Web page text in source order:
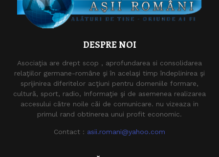
DESPRE NOI
Asociaţia are drept scop , aprofundarea si consolidarea
relaţiilor germane-române şi în acelaşi timp îndeplinirea şi
sprijinirea diferitelor acţiuni pentru domeniile formare,
cultură, sport, radio, Informaţie şi de asemenea realizarea
accesului către noile căi de comunicare. nu vizeaza in
primul rand obtinerea unui profit economic.
Contact : asii.romani@yahoo.com